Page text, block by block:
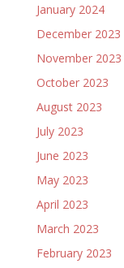
January 2024
December 2023
November 2023
October 2023
August 2023
July 2023
June 2023
May 2023
April 2023
March 2023
February 2023